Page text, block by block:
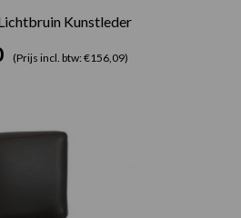
Kunstleder
(Prijs incl. btw: €156,09)